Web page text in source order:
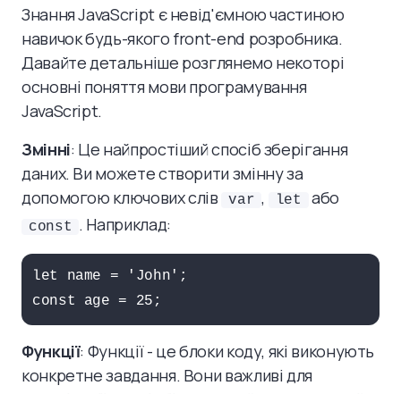
Знання JavaScript є невід'ємною частиною
навичок будь-якого front-end розробника.
Давайте детальніше розглянемо некоторі
основні поняття мови програмування
JavaScript.
Змінні: Це найпростіший спосіб зберігання
даних. Ви можете створити змінну за
допомогою ключових слів
var , let або
const . Наприклад:
let name = 'John';
const age = 25;
Функції: Функції - це блоки коду, які виконують
конкретне завдання. Вони важливі для